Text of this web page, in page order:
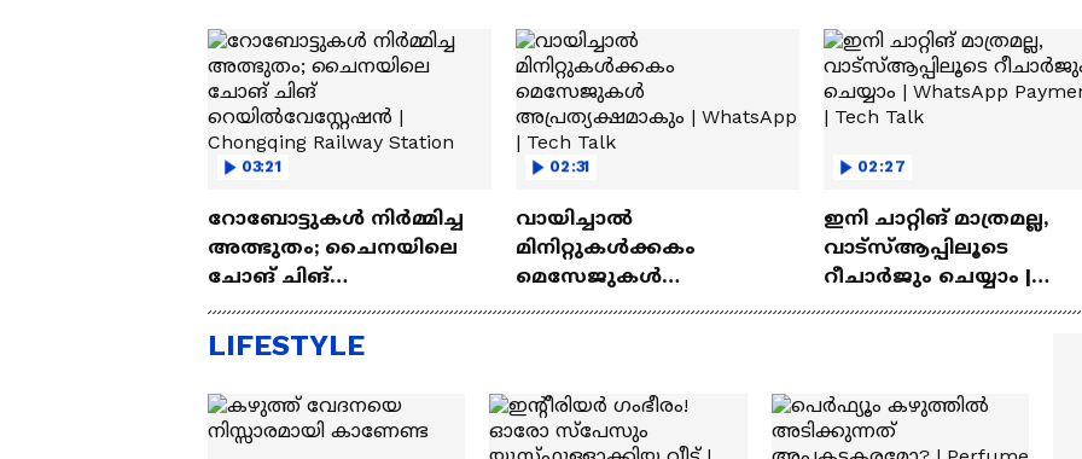
03:21
റോബോട്ടുകൾ നിർമ്മിച്ച
അത്ഭുതം; ചൈനയിലെ
ചോങ് ചിങ്
Chongqing Railway Station
02:31
വായിച്ചാൽ
മിനിറ്റുകൾക്കകം
മെസേജുകള്‍
02:27
ഇനി ചാറ്റിങ് മാത്രമല്ല,
വാട്‌സ്‌ആപ്പിലൂടെ
റീചാർജും ചെയ്യാം |
LIFESTYLE